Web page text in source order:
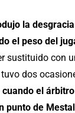
la
el peso del
sustituido con
dos
el
punto de